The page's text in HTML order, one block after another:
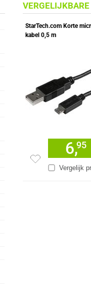
StarTech.com Korte
kabel 0,5 m
Vergelijk
6,95